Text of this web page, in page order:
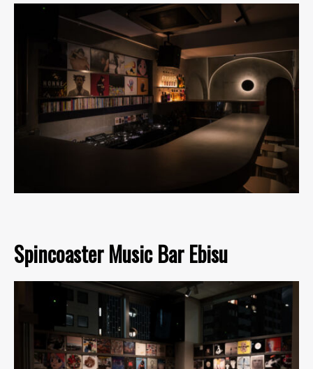
Spincoaster Music Bar Ebisu